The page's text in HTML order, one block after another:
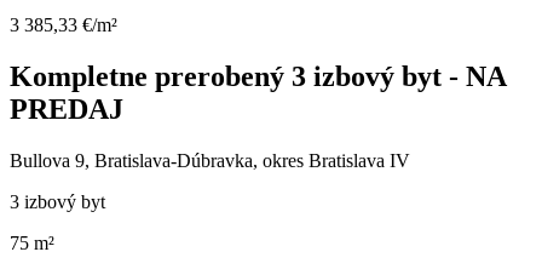
3 385,33 €/m²
Kompletne prerobený 3 izbový byt - NA
PREDAJ
Bullova 9, Bratislava-Dúbravka, okres Bratislava IV
3 izbový byt
75 m²